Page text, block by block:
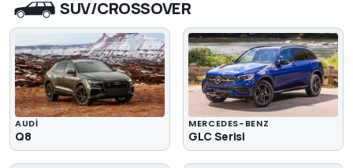
SUV/CROSSOVER
AUDI
Q8
MERCEDES-BENZ
GLC Serisi